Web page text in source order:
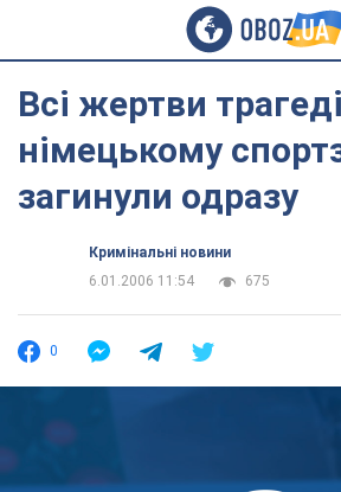
Всі жертви
німецькому
загинули одразу
Кримінальні новини
6.01.2006 11:54
675
0